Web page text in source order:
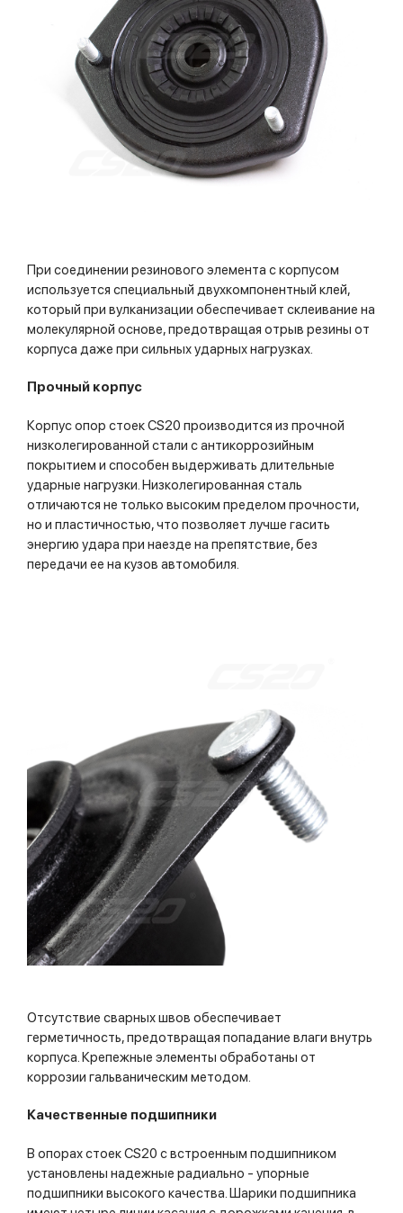
При соединении резинового элемента с корпусом
используется специальный двухкомпонентный клей,
который при вулканизации обеспечивает склеивание на
молекулярной основе, предотвращая отрыв резины от
корпуса даже при сильных ударных нагрузках.
Прочный корпус
Корпус опор стоек CS20 производится из прочной
низколегированной стали с антикоррозийным
покрытием и способен выдерживать длительные
ударные нагрузки. Низколегированная сталь
отличаются не только высоким пределом прочности,
но и пластичностью, что позволяет лучше гасить
энергию удара при наезде на препятствие, без
передачи ее на кузов автомобиля.
Отсутствие сварных швов обеспечивает
герметичность, предотвращая попадание влаги внутрь
корпуса. Крепежные элементы обработаны от
коррозии гальваническим методом.
Качественные подшипники
В опорах стоек CS20 с встроенным подшипником
установлены надежные радиально - упорные
подшипники высокого качества. Шарики подшипника